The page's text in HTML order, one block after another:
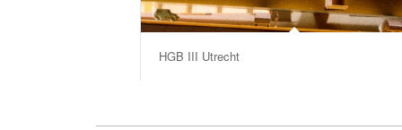
HGB III Utrecht